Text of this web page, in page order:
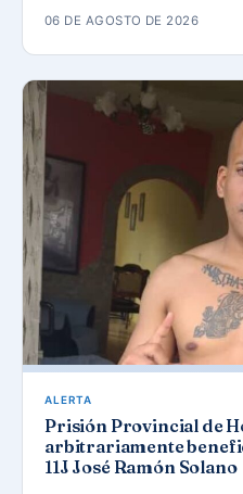
06 DE AGOSTO DE 2026
ALERTA
Prisión Provincial de
arbitrariamente
11J José Ramón Solano